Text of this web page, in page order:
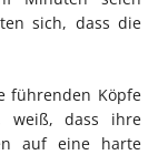
sich, dass die
führenden Köpfe
weiß, dass ihre
auf eine harte